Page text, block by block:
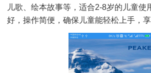
儿歌、绘本故事等，适合2-8岁的儿童使
好，操作简便，确保儿童能轻松上手，享